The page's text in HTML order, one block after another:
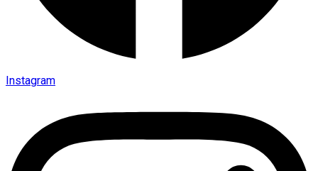
Instagram